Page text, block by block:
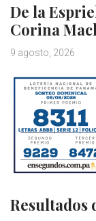
De la
Corina
9 agosto, 2026
Resultados